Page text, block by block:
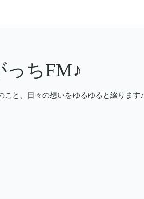
っちFM♪
こと、日々の想いをゆるゆると綴ります♪